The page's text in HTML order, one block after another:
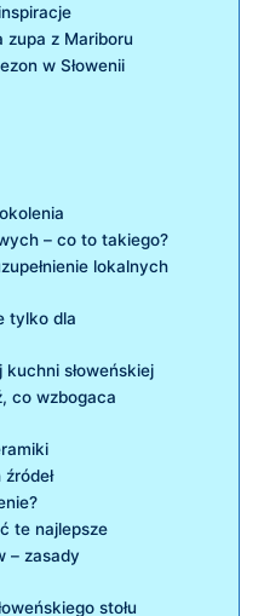
zupa z Mariboru
w Słowenii
– co to takiego?
lokalnych
tylko dla
słoweńskiej
co wzbogaca
te najlepsze
– zasady
stołu